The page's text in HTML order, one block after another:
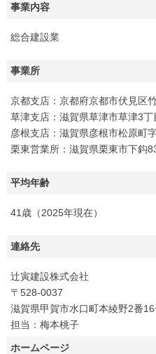
事業内容
総合建設業
事業所
京都支店：京都府京都市伏見区
草津支店：滋賀県草津市草津3
彦根支店：滋賀県彦根市松原町
栗東営業所：滋賀県栗東市下鈎
平均年齢
41歳（2025年現在）
連絡先
辻寅建設株式会社
〒528-0037
滋賀県甲賀市水口町本綾野2番
担当：梅本桃子
ホームページ